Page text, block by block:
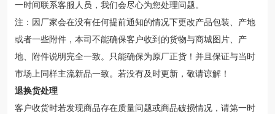
一时间联系客服人员，我们会尽心为您处理问题。
注：因厂家会在没有任何提前通知的情况下更改产品包装、产地
或者一些附件，本司不能确保客户收到的货物与商城图片、产
地、附件说明完全一致。只能确保为原厂正货！并且保证与当时
市场上同样主流新品一致。若没有及时更新，敬请谅解！
退换货处理
客户收货时若发现商品存在质量问题或商品破损情况，请第一时